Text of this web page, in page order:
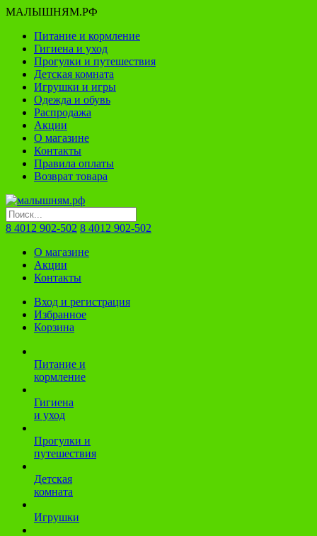
МАЛЫШНЯМ.РФ
Питание и кормление
Гигиена и уход
Прогулки и путешествия
Детская комната
Игрушки и игры
Одежда и обувь
Распродажа
Акции
О магазине
Контакты
Правила оплаты
Возврат товара
8 4012 902-502 8 4012 902-502
О магазине
Акции
Контакты
Вход и регистрация
Избранное
Корзина
Питание и
кормление
Гигиена
и уход
Прогулки и
путешествия
Детская
комната
Игрушки